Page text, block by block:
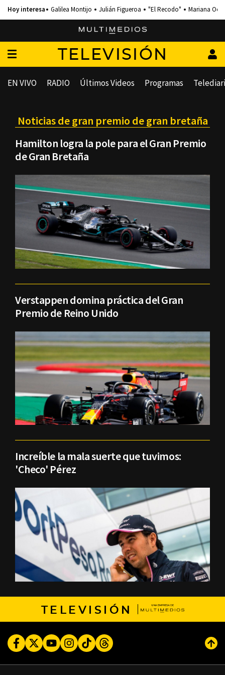
Galilea Montijo Julián Figueroa "El Recodo" Mariana
TELEVISIÓN
EN VIVO RADIO Últimos Videos Programas
Noticias de gran premio de gran bretaña
Hamilton logra la pole para el Gran Premio
de Gran Bretaña
Verstappen domina práctica del Gran
Premio de Reino Unido
Increíble la mala suerte que tuvimos:
'Checo' Pérez
TELEVISIÓN
FacebookTwitterYoutubeInstagram
TikTokThreads